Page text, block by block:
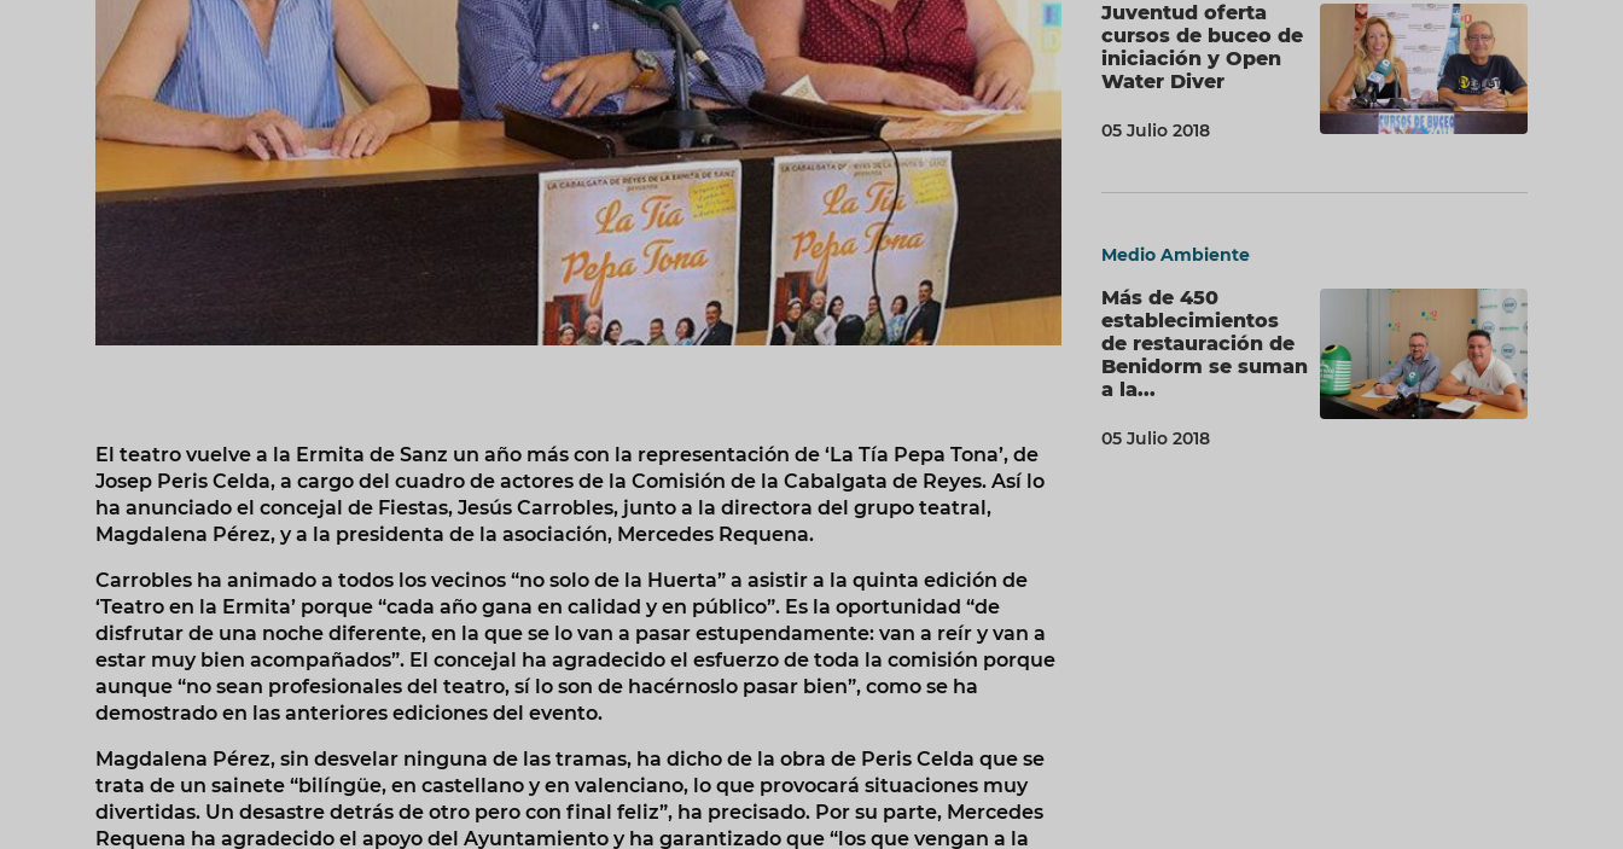
El teatro vuelve a la Ermita de Sanz un año más con la representación de ‘La Tía Pepa Tona’, de
Josep Peris Celda, a cargo del cuadro de actores de la Comisión de la Cabalgata de Reyes. Así lo
ha anunciado el concejal de Fiestas, Jesús Carrobles, junto a la directora del grupo teatral,
Magdalena Pérez, y a la presidenta de la asociación, Mercedes Requena.
Carrobles ha animado a todos los vecinos “no solo de la Huerta” a asistir a la quinta edición de
‘Teatro en la Ermita’ porque “cada año gana en calidad y en público”. Es la oportunidad “de
disfrutar de una noche diferente, en la que se lo van a pasar estupendamente: van a reír y van a
estar muy bien acompañados”. El concejal ha agradecido el esfuerzo de toda la comisión porque
aunque “no sean profesionales del teatro, sí lo son de hacérnoslo pasar bien”, como se ha
demostrado en las anteriores ediciones del evento.
Magdalena Pérez, sin desvelar ninguna de las tramas, ha dicho de la obra de Peris Celda que se
trata de un sainete “bilíngüe, en castellano y en valenciano, lo que provocará situaciones muy
divertidas. Un desastre detrás de otro pero con final feliz”, ha precisado. Por su parte, Mercedes
Requena ha agradecido el apoyo del Ayuntamiento y ha garantizado que “los que vengan a la
Juventud oferta
cursos de buceo de
iniciación y Open
Water Diver
05 Julio 2018
Medio Ambiente
Más de 450
establecimientos
de restauración de
Benidorm se suman
a la...
05 Julio 2018